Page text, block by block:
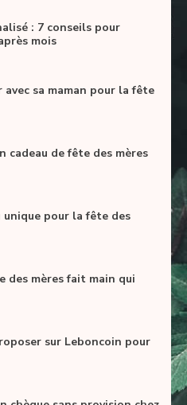
: 7 conseils pour
mois
sa maman pour la fête
cadeau de fête des mères
pour la fête des
des mères fait main qui
sur Leboncoin pour